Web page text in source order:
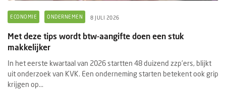
ECONOMIE ONDERNEMEN 8 JULI 2026
Met deze tips wordt btw-aangifte doen een stuk
makkelijker
In het eerste kwartaal van 2026 startten 48 duizend zzp’ers, blijkt
uit onderzoek van KVK. Een onderneming starten betekent ook grip
krijgen op...